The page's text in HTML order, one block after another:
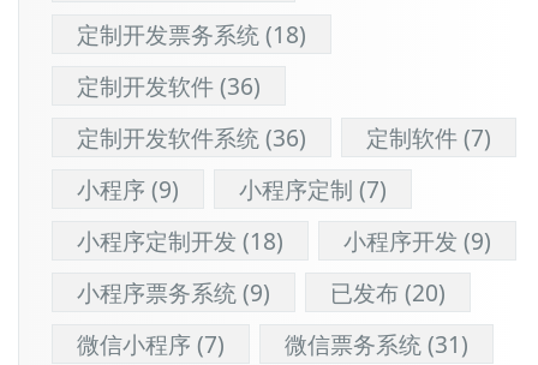
定制开发票务系统(18)
定制开发软件(36)
定制开发软件系统(36) 定制软件(7)
小程序(9) 小程序定制 (7)
小程序定制开发 (18) 小程序开发 (9)
小程序票务系统(9) 已发布(20)
微信小程序(7) 微信票务系统(31)